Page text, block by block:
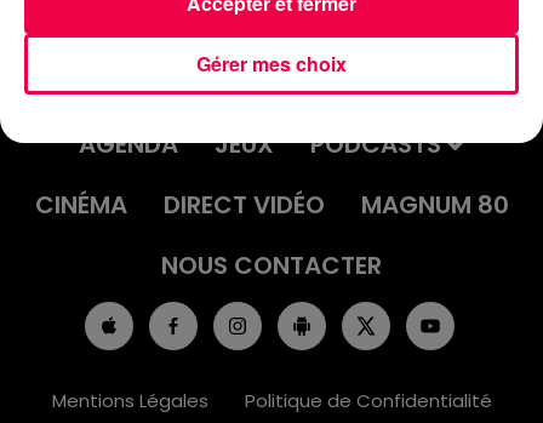
ACCUEIL INFOS
EMISSIONS
AGENDA
JEUX
PODCASTS
CINÉMA
DIRECT VIDÉO
MAGNUM 80
NOUS CONTACTER
Mentions Légales Politique de Confidentialité
Gérer mes choix